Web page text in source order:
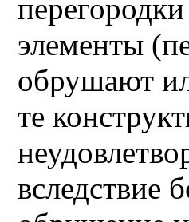
элементы
обрушают
те
вследствие